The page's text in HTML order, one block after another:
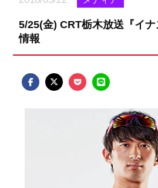
5/25(金) CRT栃木放送『イ
情報